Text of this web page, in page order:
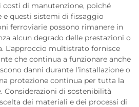
di manutenzione, poiché
e questi sistemi di fissaggio
ferroviarie possono rimanere in
alcun degrado delle prestazioni o
L’approccio multistrato fornisce
che continua a funzionare anche
danni durante l’installazione o
protezione continua per tutta la
Considerazioni di sostenibilità
dei materiali e dei processi di